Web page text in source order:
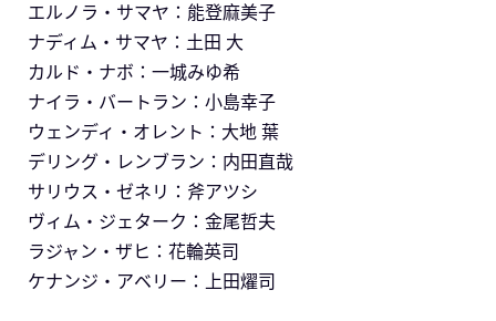
エルノラ・サマヤ：能登麻美子
ナディム・サマヤ：土田 大
カルド・ナボ：一城みゆ希
ナイラ・バートラン：小島幸子
ウェンディ・オレント：大地 葉
デリング・レンブラン：内田直哉
サリウス・ゼネリ：斧アツシ
ヴィム・ジェターク：金尾哲夫
ラジャン・ザヒ：花輪英司
ケナンジ・アベリー：上田燿司